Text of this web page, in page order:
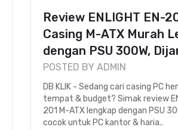
Review ENLIGHT EN-
Casing M-ATX Murah
dengan PSU 300W,
Hemat..
POSTED BY ADMIN
DB KLIK - Sedang cari casing PC
tempat & budget? Simak review
201 M-ATX lengkap dengan PSU
cocok untuk PC kantor & haria..